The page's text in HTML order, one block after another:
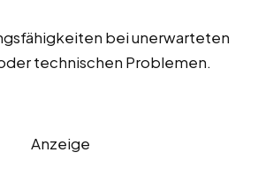
bei unerwarteten
technischen Problemen.
Anzeige